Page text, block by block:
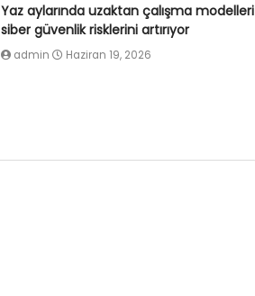
Yaz aylarında uzaktan çalışma modelleri
siber güvenlik risklerini artırıyor
admin Haziran 19, 2026